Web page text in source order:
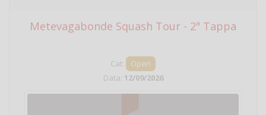
Metevagabonde Squash Tour - 2ª Tappa
Cat:
Open
Data: 12/09/2026